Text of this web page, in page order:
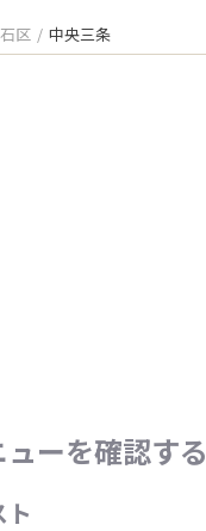
区 中央三条
ーを確認する
ト